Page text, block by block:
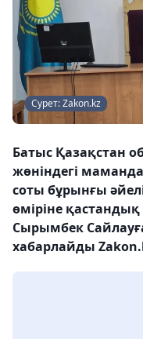
Сурет: Zakon.kz
Батыс Қазақстан
жөніндегі
соты бұрынғы
өміріне
Сырымбек
хабарлайды